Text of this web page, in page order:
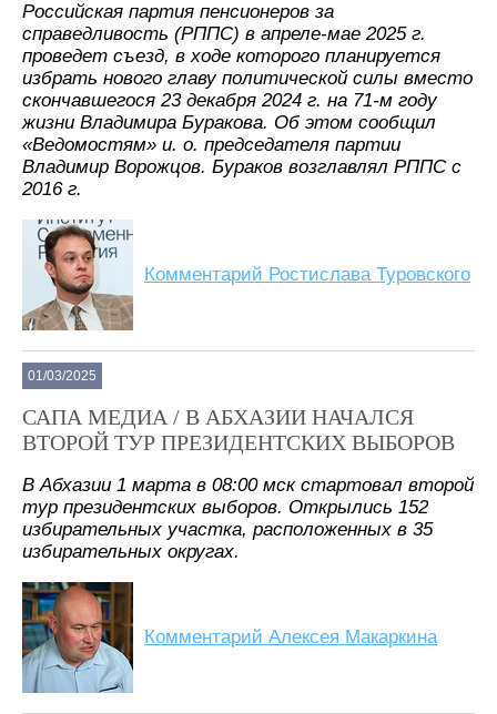
Российская партия пенсионеров за
справедливость (РППС) в апреле-мае 2025 г.
проведет съезд, в ходе которого планируется
избрать нового главу политической силы вместо
скончавшегося 23 декабря 2024 г. на 71-м году
жизни Владимира Буракова. Об этом сообщил
«Ведомостям» и. о. председателя партии
Владимир Ворожцов. Бураков возглавлял РППС с
2016 г.
Комментарий Ростислава Туровского
01/03/2025
САПА МЕДИА / В АБХАЗИИ НАЧАЛСЯ
ВТОРОЙ ТУР ПРЕЗИДЕНТСКИХ ВЫБОРОВ
В Абхазии 1 марта в 08:00 мск стартовал второй
тур президентских выборов. Открылись 152
избирательных участка, расположенных в 35
избирательных округах.
Комментарий Алексея Макаркина